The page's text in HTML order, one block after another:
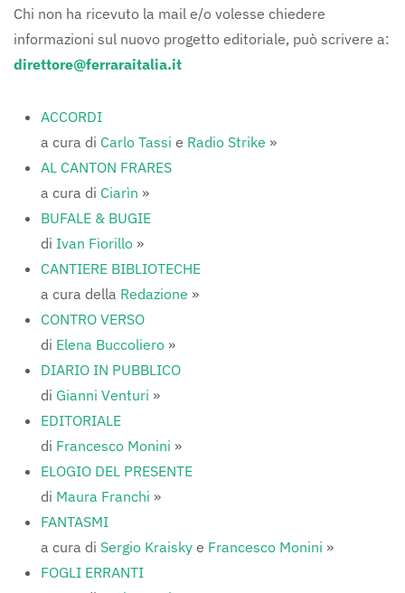
Chi non ha ricevuto la mail e/o volesse chiedere
informazioni sul nuovo progetto editoriale, può scrivere a:
direttore@ferraraitalia.it
ACCORDI
a cura di Carlo Tassi e Radio Strike »
AL CANTON FRARES
a cura di Ciarìn »
BUFALE & BUGIE
di Ivan Fiorillo »
CANTIERE BIBLIOTECHE
a cura della Redazione »
CONTRO VERSO
di Elena Buccoliero »
DIARIO IN PUBBLICO
di Gianni Venturi »
EDITORIALE
di Francesco Monini »
ELOGIO DEL PRESENTE
di Maura Franchi »
FANTASMI
a cura di Sergio Kraisky e Francesco Monini »
FOGLI ERRANTI